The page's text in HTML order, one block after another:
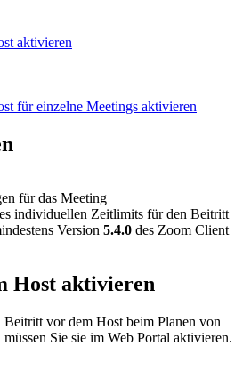
aktivieren
für einzelne Meetings aktivieren
für das Meeting
individuellen Zeitlimits für den Beitritt
Version 5.4.0 des Zoom Client
Host aktivieren
vor dem Host beim Planen von
Sie sie im Web Portal aktivieren.